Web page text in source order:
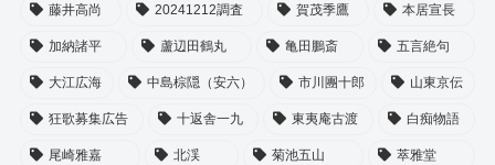
藤井高尚 20241212調査 賀茂季鷹 本居宣長
加納諸平 蘆辺田鶴丸 亀田鵬斎 五言絶句
大江広海 中島棕隠（安六） 市川團十郎 山東京伝
狂歌募集広告 十返舎一九 東夷庵古渡 白痴物語
尾崎雅嘉 北渓 菊池五山 萃雅堂